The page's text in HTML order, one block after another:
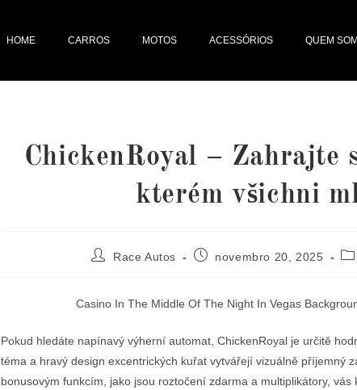
HOME CARROS MOTOS ACESSÓRIOS QUEM
ChickenRoyal – Zahrajte
kterém všichni
Race Autos novembro 20, 2025
Pokud hledáte napínavý výherní automat, ChickenRoyal je určitě
téma a hravý design excentrických kuřat vytvářejí vizuálně příjemný
bonusovým funkcím, jako jsou roztočení zdarma a multiplikátory,